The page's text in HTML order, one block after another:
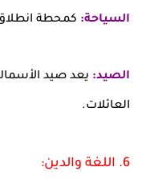
السياحة: كمحطة انطلاق
الصيد: يعد صيد
العائلات.
6. اللغة والدين: